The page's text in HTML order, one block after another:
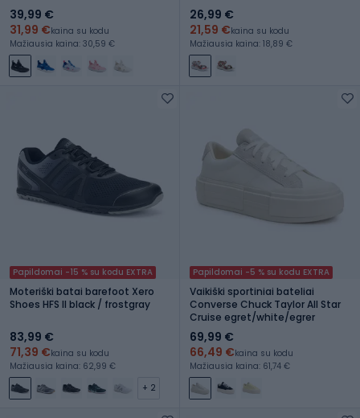
39,99 €
31,99 €kaina su kodu
Mažiausia kaina: 30,59 €
26,99 €
21,59 €kaina su kodu
Mažiausia kaina: 18,89 €
Papildomai -15 % su kodu EXTRA
Moteriški batai barefoot Xero
Shoes HFS II black / frostgray
83,99 €
71,39 €kaina su kodu
Mažiausia kaina: 62,99 €
+ 2
Papildomai -5 % su kodu EXTRA
Vaikiški sportiniai bateliai
Converse Chuck Taylor All Star
Cruise egret/white/egrer
69,99 €
66,49 €kaina su kodu
Mažiausia kaina: 61,74 €